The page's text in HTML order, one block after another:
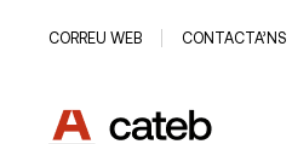
CORREU WEB CONTACTA’NS